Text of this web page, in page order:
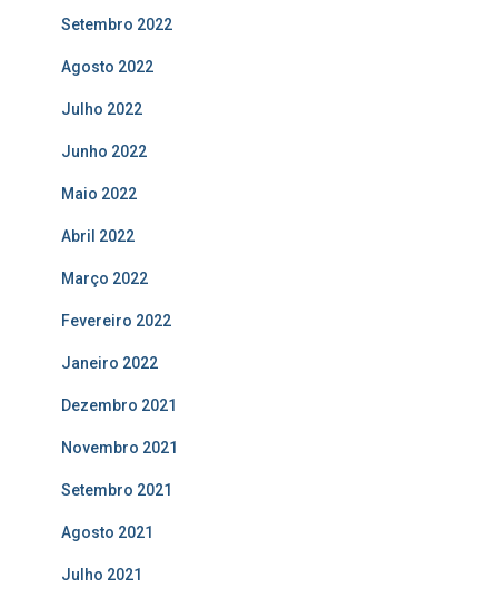
Setembro 2022
Agosto 2022
Julho 2022
Junho 2022
Maio 2022
Abril 2022
Março 2022
Fevereiro 2022
Janeiro 2022
Dezembro 2021
Novembro 2021
Setembro 2021
Agosto 2021
Julho 2021